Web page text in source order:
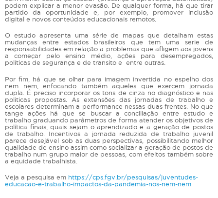
podem explicar a menor evasão. De qualquer forma, há que tirar
partido da oportunidade e, por exemplo, promover inclusão
digital e novos conteúdos educacionais remotos.
O estudo apresenta uma série de mapas que detalham estas
mudanças entre estados brasileiros que tem uma serie de
responsabilidades em relação a problemas que afligem aos jovens
a começar pelo ensino médio, ações para desempregados,
políticas de segurança e de transito e entre outras.
Por fim, há que se olhar para imagem invertida no espelho dos
nem nem, enfocando também aqueles que exercem jornada
dupla. É preciso incorporar os tons de cinza no diagnóstico e nas
politicas propostas. As extensões das jornadas de trabalho e
escolares determinam a performance nessas duas frentes. No que
tange ações há que se buscar a conciliação entre estudo e
trabalho graduando parâmetros de forma atender os objetivos de
política finais, quais sejam o aprendizado e a geração de postos
de trabalho. Incentivos a jornada reduzida de trabalho juvenil
parece desejável sob as duas perspectivas, possibilitando melhor
qualidade de ensino assim como socializar a geração de postos de
trabalho num grupo maior de pessoas, com efeitos também sobre
a equidade trabalhista.
Veja a pesquisa em https://cps.fgv.br/pesquisas/juventudes-
educacao-e-trabalho-impactos-da-pandemia-nos-nem-nem